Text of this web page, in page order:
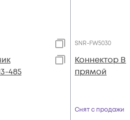
485
SNR-FW5030
Коннектор
прямой
Снят с продажи